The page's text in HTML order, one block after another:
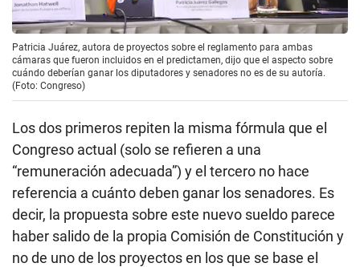
Patricia Juárez, autora de proyectos sobre el reglamento para ambas
cámaras que fueron incluidos en el predictamen, dijo que el aspecto sobre
cuándo deberían ganar los diputadores y senadores no es de su autoría.
(Foto: Congreso)
Los dos primeros repiten la misma fórmula que el
Congreso actual (solo se refieren a una
“remuneración adecuada”) y el tercero no hace
referencia a cuánto deben ganar los senadores. Es
decir, la propuesta sobre este nuevo sueldo parece
haber salido de la propia Comisión de Constitución y
no de uno de los proyectos en los que se base el